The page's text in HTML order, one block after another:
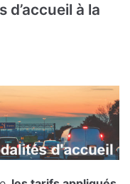
d’accueil à la